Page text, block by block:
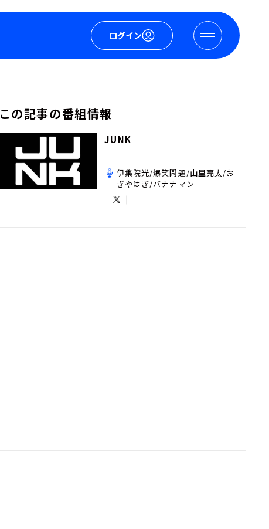
ログイン
この記事の番組情報
JUNK
伊集院光/爆笑問題/山里亮太/お
ぎやはぎ/バナナマン